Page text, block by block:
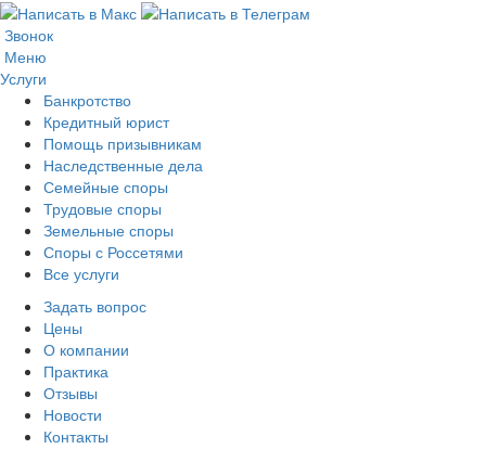
Звонок
Меню
Услуги
Банкротство
Кредитный юрист
Помощь призывникам
Наследственные дела
Семейные споры
Трудовые споры
Земельные споры
Споры с Россетями
Все услуги
Задать вопрос
Цены
О компании
Практика
Отзывы
Новости
Контакты